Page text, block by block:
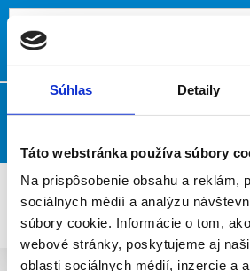
Súhlas Detaily
Táto webstránka používa súbory
Na prispôsobenie obsahu a reklám,
sociálnych médií a analýzu
súbory cookie. Informácie o tom,
webové stránky, poskytujeme aj
oblasti sociálnych médií, inzercie a
Domov Kontakty
Klientská zóna